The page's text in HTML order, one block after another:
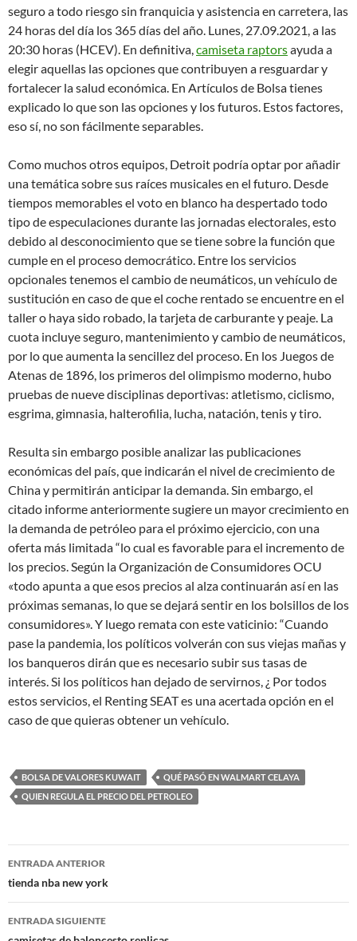
seguro a todo riesgo sin franquicia y asistencia en carretera, las
24 horas del día los 365 días del año. Lunes, 27.09.2021, a las
20:30 horas (HCEV). En definitiva,camiseta raptorsayuda a
elegir aquellas las opciones que contribuyen a resguardar y
fortalecer la salud económica. En Artículos de Bolsa tienes
explicado lo que son las opciones y los futuros. Estos factores,
eso sí, no son fácilmente separables.
Como muchos otros equipos, Detroit podría optar por añadir
una temática sobre sus raíces musicales en el futuro. Desde
tiempos memorables el voto en blanco ha despertado todo
tipo de especulaciones durante las jornadas electorales, esto
debido al desconocimiento que se tiene sobre la función que
cumple en el proceso democrático. Entre los servicios
opcionales tenemos el cambio de neumáticos, un vehículo de
sustitución en caso de que el coche rentado se encuentre en el
taller o haya sido robado, la tarjeta de carburante y peaje. La
cuota incluye seguro, mantenimiento y cambio de neumáticos,
por lo que aumenta la sencillez del proceso. En los Juegos de
Atenas de 1896, los primeros del olimpismo moderno, hubo
pruebas de nueve disciplinas deportivas: atletismo, ciclismo,
esgrima, gimnasia, halterofilia, lucha, natación, tenis y tiro.
Resulta sin embargo posible analizar las publicaciones
económicas del país, que indicarán el nivel de crecimiento de
China y permitirán anticipar la demanda. Sin embargo, el
citado informe anteriormente sugiere un mayor crecimiento en
la demanda de petróleo para el próximo ejercicio, con una
oferta más limitada “lo cual es favorable para el incremento de
los precios. Según la Organización de Consumidores OCU
«todo apunta a que esos precios al alza continuarán así en las
próximas semanas, lo que se dejará sentir en los bolsillos de los
consumidores». Y luego remata con este vaticinio: “Cuando
pase la pandemia, los políticos volverán con sus viejas mañas y
los banqueros dirán que es necesario subir sus tasas de
interés. Si los políticos han dejado de servirnos, ¿ Por todos
estos servicios, el Renting SEAT es una acertada opción en el
caso de que quieras obtener un vehículo.
BOLSA DE VALORES KUWAIT
QUÉ PASÓ EN WALMART CELAYA
QUIEN REGULA EL PRECIO DEL PETROLEO
Navegación
de
entradas
ENTRADA ANTERIOR
tienda nba new york
ENTRADA SIGUIENTE